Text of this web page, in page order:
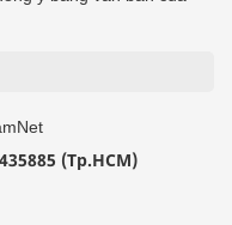
(Tp.HCM)